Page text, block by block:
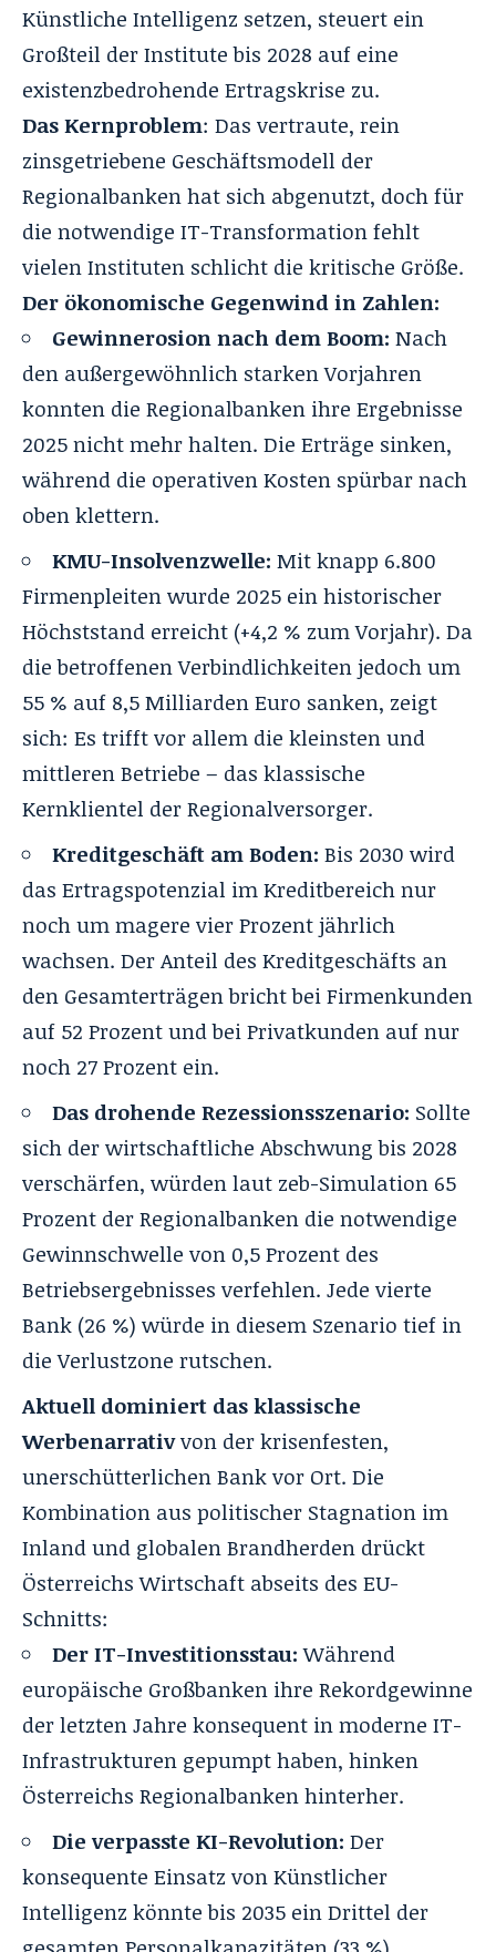
Künstliche Intelligenz setzen, steuert ein
Großteil der Institute bis 2028 auf eine
existenzbedrohende Ertragskrise zu.
Das Kernproblem: Das vertraute, rein
zinsgetriebene Geschäftsmodell der
Regionalbanken hat sich abgenutzt, doch für
die notwendige IT-Transformation fehlt
vielen Instituten schlicht die kritische Größe.
Der ökonomische Gegenwind in Zahlen:
Gewinnerosion nach dem Boom: Nach
den außergewöhnlich starken Vorjahren
konnten die Regionalbanken ihre Ergebnisse
2025 nicht mehr halten. Die Erträge sinken,
während die operativen Kosten spürbar nach
oben klettern.
KMU-Insolvenzwelle: Mit knapp 6.800
Firmenpleiten wurde 2025 ein historischer
Höchststand erreicht (+4,2 % zum Vorjahr). Da
die betroffenen Verbindlichkeiten jedoch um
55 % auf 8,5 Milliarden Euro sanken, zeigt
sich: Es trifft vor allem die kleinsten und
mittleren Betriebe – das klassische
Kernklientel der Regionalversorger.
Kreditgeschäft am Boden: Bis 2030 wird
das Ertragspotenzial im Kreditbereich nur
noch um magere vier Prozent jährlich
wachsen. Der Anteil des Kreditgeschäfts an
den Gesamterträgen bricht bei Firmenkunden
auf 52 Prozent und bei Privatkunden auf nur
noch 27 Prozent ein.
Das drohende Rezessionsszenario: Sollte
sich der wirtschaftliche Abschwung bis 2028
verschärfen, würden laut zeb-Simulation 65
Prozent der Regionalbanken die notwendige
Gewinnschwelle von 0,5 Prozent des
Betriebsergebnisses verfehlen. Jede vierte
Bank (26 %) würde in diesem Szenario tief in
die Verlustzone rutschen.
Aktuell dominiert das klassische
Werbenarrativvon der krisenfesten,
unerschütterlichen Bank vor Ort. Die
Kombination aus politischer Stagnation im
Inland und globalen Brandherden drückt
Österreichs Wirtschaft abseits des EU-
Schnitts:
Der IT-Investitionsstau:Während
europäische Großbanken ihre Rekordgewinne
der letzten Jahre konsequent in moderne IT-
Infrastrukturen gepumpt haben, hinken
Österreichs Regionalbanken hinterher.
Die verpasste KI-Revolution: Der
konsequente Einsatz von Künstlicher
Intelligenz könnte bis 2035 ein Drittel der